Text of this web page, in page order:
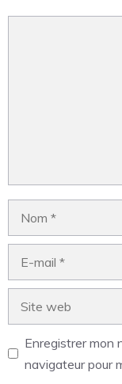
Enregistrer mon
navigateur pour